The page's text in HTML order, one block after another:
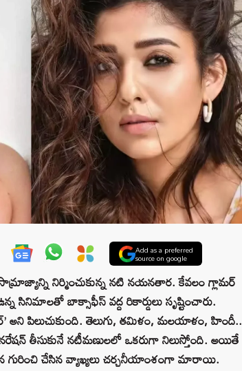
Add as a preferred
source on google
నిర్మించుకున్న నటి నయనతార. కేవలం గ్లామర్
బాక్సాఫీస్ వద్ద రికార్డులు సృష్టించారు.
అని పిలుచుకుంది. తెలుగు, తమిళం, మలయాళం, హిందీ..
తీసుకునే నటీమణులలో ఒకరుగా నిలుస్తోంది. అయితే
చేసిన వ్యాఖ్యలు చర్చనీయాంశంగా మారాయి.